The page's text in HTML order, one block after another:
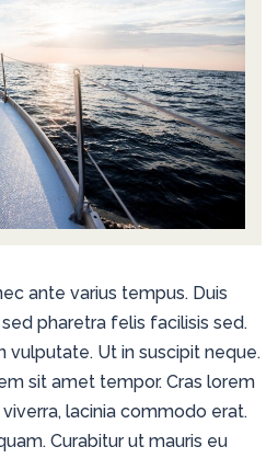
ante varius tempus. Duis
pharetra felis facilisis sed.
vulputate. Ut in suscipit neque.
sit amet tempor. Cras lorem
lacinia commodo erat.
Curabitur ut mauris eu